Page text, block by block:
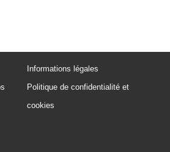
Informations légales
Politique de confidentialité et
cookies